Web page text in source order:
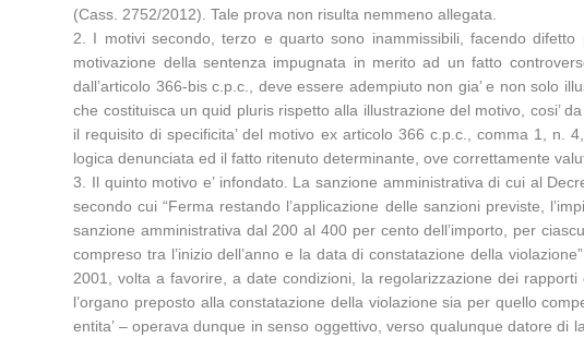
(Cass. 2752/2012). Tale prova non risulta nemmeno allegata.
2. I motivi secondo, terzo e quarto sono inammissibili, facendo
motivazione della sentenza impugnata in merito ad un fatto
dall’articolo 366-bis c.p.c., deve essere adempiuto non gia’ e non solo
che costituisca un quid pluris rispetto alla illustrazione del motivo, cosi’
il requisito di specificita’ del motivo ex articolo 366 c.p.c., comma 1, n.
logica denunciata ed il fatto ritenuto determinante, ove correttamente
3. Il quinto motivo e’ infondato. La sanzione amministrativa di cui al
secondo cui “Ferma restando l’applicazione delle sanzioni previste,
sanzione amministrativa dal 200 al 400 per cento dell’importo, per
compreso tra l’inizio dell’anno e la data di constatazione della
2001, volta a favorire, a date condizioni, la regolarizzazione dei
l’organo preposto alla constatazione della violazione sia per quello
entita’ – operava dunque in senso oggettivo, verso qualunque datore